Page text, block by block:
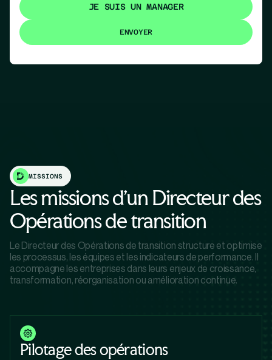
JE SUIS UN MANAGER
MISSIONS
Les missions d'un Directeur des
Opérations de transition
Le Directeur des Opérations de transition structure et optimise
les processus, les équipes et les indicateurs de performance. Il
accompagne les entreprises dans leurs enjeux de croissance,
transformation, réorganisation ou amélioration continue.
Pilotage des opérations